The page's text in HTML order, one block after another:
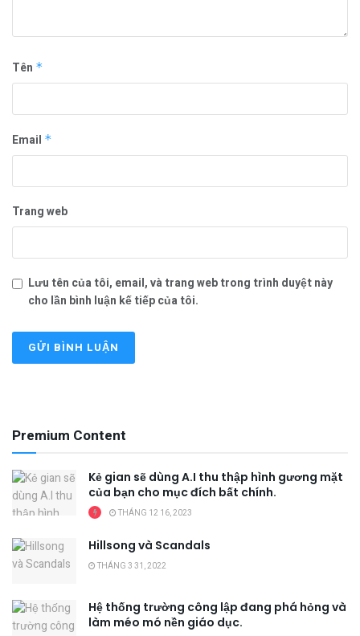
Tên *
Email *
Trang web
Lưu tên của tôi, email, và trang web trong trình duyệt này
cho lần bình luận kế tiếp của tôi.
Premium Content
Kẻ gian sẽ dùng A.I thu thập hình gương mặt
của bạn cho mục đích bất chính.
THÁNG 12 16, 2023
Hillsong và Scandals
THÁNG 3 31, 2022
Hệ thống trường công lập đang phá hỏng và
làm méo mó nền giáo dục.